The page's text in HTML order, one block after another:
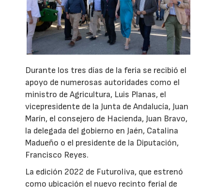
Durante los tres días de la feria se recibió el
apoyo de numerosas autoridades como el
ministro de Agricultura, Luis Planas, el
vicepresidente de la Junta de Andalucía, Juan
Marín, el consejero de Hacienda, Juan Bravo,
la delegada del gobierno en Jaén, Catalina
Madueño o el presidente de la Diputación,
Francisco Reyes.
La edición 2022 de Futuroliva, que estrenó
como ubicación el nuevo recinto ferial de